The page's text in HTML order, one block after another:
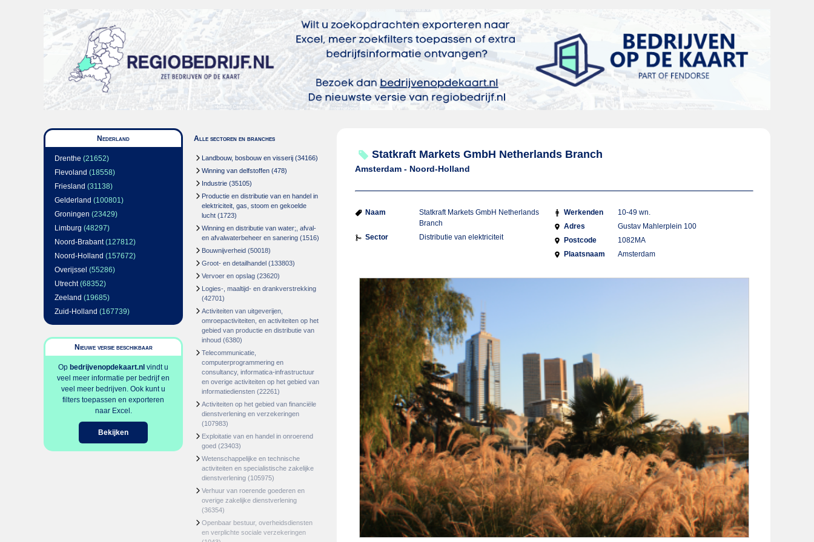
Nederland
Drenthe (21652)
Flevoland (18558)
Friesland (31138)
Gelderland (100801)
Groningen (23429)
Limburg (48297)
Noord-Brabant(127812)
Noord-Holland (157672)
Overijssel (55286)
Utrecht(68352)
Zeeland (19685)
Zuid-Holland (167739)
Nieuwe versie beschikbaar
Op bedrijvenopdekaart.nl vindt u
veel meer informatie per bedrijf en
veel meer bedrijven. Ook kunt u
filters toepassen en exporteren
naar Excel.
Bekijken
Alle sectoren en branches
Landbouw, bosbouw en visserij (34166)
Winning van delfstoffen (478)
Industrie (35105)
Productie en distributie van en handel in
elektriciteit, gas, stoom en gekoelde
lucht (1723)
Winning en distributie van water;, afval-
en afvalwaterbeheer en sanering (1516)
Bouwnijverheid (50018)
Groot- en detailhandel (133803)
Vervoer en opslag (23620)
Logies-, maaltijd- en drankverstrekking
(42701)
Activiteiten van uitgeverijen,
omroepactiviteiten, en activiteiten op het
gebied van productie en distributie van
inhoud (6380)
Telecommunicatie,
computerprogrammering en
consultancy, informatica-infrastructuur
en overige activiteiten op het gebied van
informatiediensten (22261)
Activiteiten op het gebied van financiële
dienstverlening en verzekeringen
(107983)
Exploitatie van en handel in onroerend
goed (23403)
Wetenschappelijke en technische
activiteiten en specialistische zakelijke
dienstverlening (105975)
Verhuur van roerende goederen en
overige zakelijke dienstverlening
(36354)
Openbaar bestuur, overheidsdiensten
en verplichte sociale verzekeringen
Statkraft Markets GmbH Netherlands Branch
Amsterdam - Noord-Holland
Naam
Statkraft Markets GmbH Netherlands
Branch
Sector
Distributie van elektriciteit
Werkenden
10-49 wn.
Adres
Gustav Mahlerplein 100
Postcode
1082MA
Plaatsnaam
Amsterdam